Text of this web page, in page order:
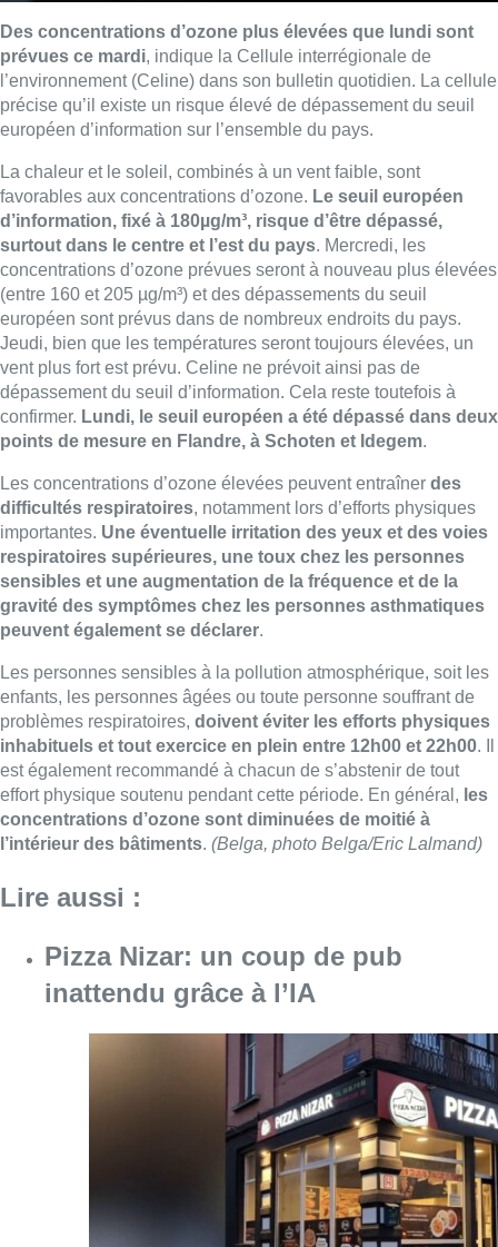
Des concentrations d’ozone plus élevées que lundi sont
prévues ce mardi, indique la Cellule interrégionale de
l’environnement (Celine) dans son bulletin quotidien. La cellule
précise qu’il existe un risque élevé de dépassement du seuil
européen d’information sur l’ensemble du pays.
La chaleur et le soleil, combinés à un vent faible, sont
favorables aux concentrations d’ozone. Le seuil européen
d’information, fixé à 180µg/m³, risque d’être dépassé,
surtout dans le centre et l’est du pays. Mercredi, les
concentrations d’ozone prévues seront à nouveau plus élevées
(entre 160 et 205 µg/m³) et des dépassements du seuil
européen sont prévus dans de nombreux endroits du pays.
Jeudi, bien que les températures seront toujours élevées, un
vent plus fort est prévu. Celine ne prévoit ainsi pas de
dépassement du seuil d’information. Cela reste toutefois à
confirmer. Lundi, le seuil européen a été dépassé dans deux
points de mesure en Flandre, à Schoten et Idegem.
Les concentrations d’ozone élevées peuvent entraîner des
difficultés respiratoires, notamment lors d’efforts physiques
importantes. Une éventuelle irritation des yeux et des voies
respiratoires supérieures, une toux chez les personnes
sensibles et une augmentation de la fréquence et de la
gravité des symptômes chez les personnes asthmatiques
peuvent également se déclarer.
Les personnes sensibles à la pollution atmosphérique, soit les
enfants, les personnes âgées ou toute personne souffrant de
problèmes respiratoires, doivent éviter les efforts physiques
inhabituels et tout exercice en plein entre 12h00 et 22h00. Il
est également recommandé à chacun de s’abstenir de tout
effort physique soutenu pendant cette période. En général, les
concentrations d’ozone sont diminuées de moitié à
l’intérieur des bâtiments. (Belga, photo Belga/Eric Lalmand)
Lire aussi :
Pizza Nizar: un coup de pub
inattendu grâce à l’IA